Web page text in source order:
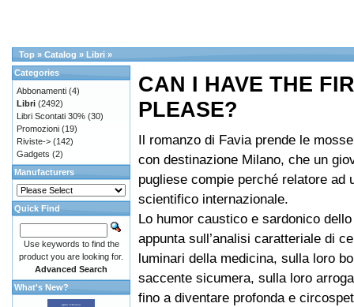
Top » Catalog » Libri »
CAN I HAVE THE
PLEASE?
Il romanzo di Favia prende le
con destinazione Milano, che un
pugliese compie perché relatore ad
scientifico internazionale.
Lo humor caustico e sardonico
appunta sull’analisi caratteriale di
luminari della medicina, sulla loro
saccente sicumera, sulla loro
fino a diventare profonda e
Categories
Abbonamenti (4)
Libri (2492)
Libri Scontati 30% (30)
Promozioni (19)
Riviste-> (142)
Gadgets (2)
Manufacturers
Quick Find
Use keywords to find the
product you are looking for.
Advanced Search
What's New?